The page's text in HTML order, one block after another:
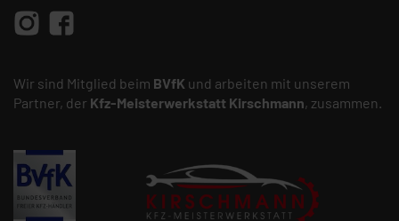
Wir sind Mitglied beim BVfK und arbeiten mit unserem
Partner, der Kfz-Meisterwerkstatt Kirschmann, zusammen.